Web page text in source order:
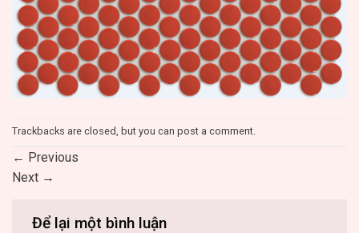
Trackbacks are closed, but you can post a comment.
← Previous
Next →
Để lại một bình luận